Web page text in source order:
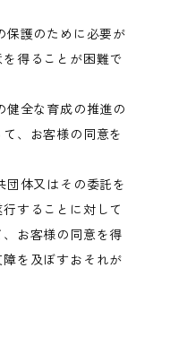
保護のために必要が
得ることが困難で
健全な育成の推進の
、お客様の同意を
団体又はその委託を
することに対して
お客様の同意を得
を及ぼすおそれが